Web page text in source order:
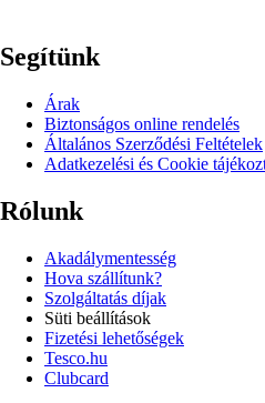
Segítünk
Árak
Biztonságos online rendelés
Általános Szerződési Feltételek
Adatkezelési és Cookie
Rólunk
Akadálymentesség
Hova szállítunk?
Szolgáltatás díjak
Süti beállítások
Fizetési lehetőségek
Tesco.hu
Clubcard